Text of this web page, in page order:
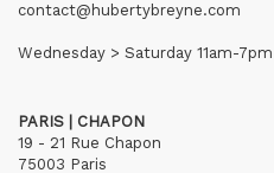
contact@hubertybreyne.com
Wednesday > Saturday 11am-7pm
PARIS | CHAPON
19 - 21 Rue Chapon
75003 Paris